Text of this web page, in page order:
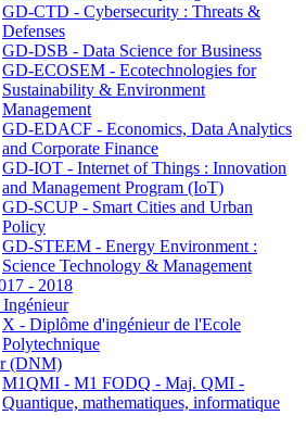
GD-CTD - Cybersecurity : Threats &
Defenses
GD-DSB - Data Science for Business
GD-ECOSEM - Ecotechnologies for
Sustainability & Environment
Management
GD-EDACF - Economics, Data Analytics
and Corporate Finance
GD-IOT - Internet of Things : Innovation
and Management Program (IoT)
GD-SCUP - Smart Cities and Urban
Policy
GD-STEEM - Energy Environment :
Science Technology & Management
- 2018
X - Diplôme d'ingénieur de l'Ecole
Polytechnique
(DNM)
M1QMI - M1 FODQ - Maj. QMI -
Quantique, mathematiques, informatique